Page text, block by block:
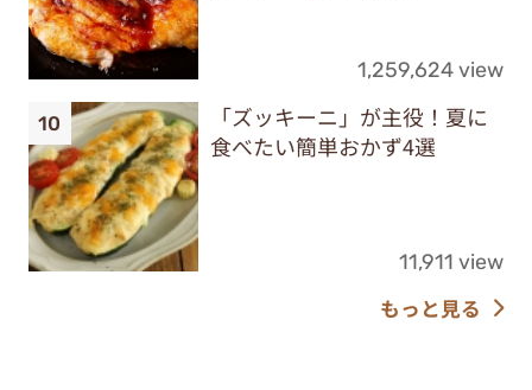
1,259,624 view
「ズッキーニ」が主役！夏に
食べたい簡単おかず4選
11,911 view
もっと見る